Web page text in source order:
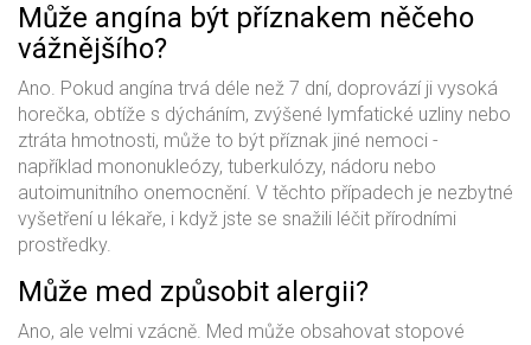
Může angína být příznakem něčeho
vážnějšího?
Ano. Pokud angína trvá déle než 7 dní, doprovází ji vysoká
horečka, obtíže s dýcháním, zvýšené lymfatické uzliny nebo
ztráta hmotnosti, může to být příznak jiné nemoci -
například mononukleózy, tuberkulózy, nádoru nebo
autoimunitního onemocnění. V těchto případech je nezbytné
vyšetření u lékaře, i když jste se snažili léčit přírodními
prostředky.
Může med způsobit alergii?
Ano, ale velmi vzácně. Med může obsahovat stopové